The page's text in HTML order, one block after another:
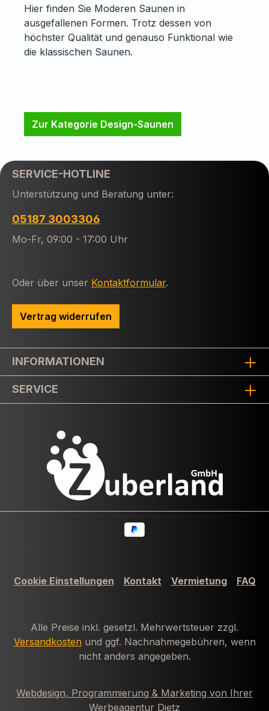
Hier finden Sie Moderen Saunen in
ausgefallenen Formen. Trotz dessen von
höchster Qualität und genauso Funktional wie
die klassischen Saunen.
Zur Kategorie Design-Saunen
SERVICE-HOTLINE
Unterstützung und Beratung unter:
05187 3003306
Mo-Fr, 09:00 - 17:00 Uhr
Oder über unser Kontaktformular.
Vertrag widerrufen
INFORMATIONEN
SERVICE
Cookie Einstellungen Kontakt Vermietung FAQ
Alle Preise inkl. gesetzl. Mehrwertsteuer zzgl.
Versandkosten und ggf. Nachnahmegebühren, wenn
nicht anders angegeben.
Webdesign, Programmierung & Marketing von Ihrer
Werbeagentur Dietz